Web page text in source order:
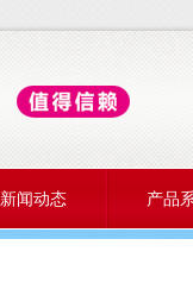
新闻动态 产品